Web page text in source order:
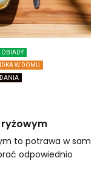
OBIADY
W DOMU
to potrawa w sam
odpowiednio